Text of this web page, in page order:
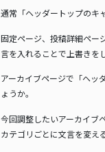
通常「ヘッダートップのキ
固定ページ、投稿詳細ペー
言を入れることで上書きを
アーカイブページで「ヘッ
ょうか。
今回調整したいアーカイブ
カテゴリごとに文言を変え